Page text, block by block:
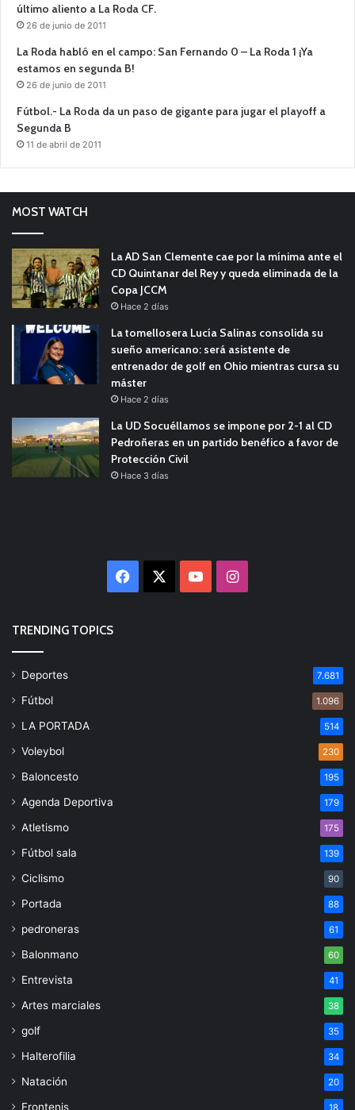
último aliento a La Roda CF.
26 de junio de 2011
La Roda habló en el campo: San Fernando 0 – La Roda 1 ¡Ya
estamos en segunda B!
26 de junio de 2011
Fútbol.- La Roda da un paso de gigante para jugar el playoff a
Segunda B
11 de abril de 2011
MOST WATCH
La AD San Clemente cae por la mínima ante el
CD Quintanar del Rey y queda eliminada de la
Copa JCCM
Hace 2 días
La tomellosera Lucía Salinas consolida su
sueño americano: será asistente de
entrenador de golf en Ohio mientras cursa su
máster
Hace 2 días
La UD Socuéllamos se impone por 2-1 al CD
Pedroñeras en un partido benéfico a favor de
Protección Civil
Hace 3 días
Facebook YouTubeInstagram
TRENDING TOPICS
Deportes 7.681
Fútbol 1.096
LA PORTADA 514
Voleybol 230
Baloncesto 195
Agenda Deportiva 179
Atletismo 175
Fútbol sala 139
Ciclismo 90
Portada 88
pedroneras 61
Balonmano 60
Entrevista 41
Artes marciales 38
golf 35
Halterofilia 34
Natación 20
Frontenis 18